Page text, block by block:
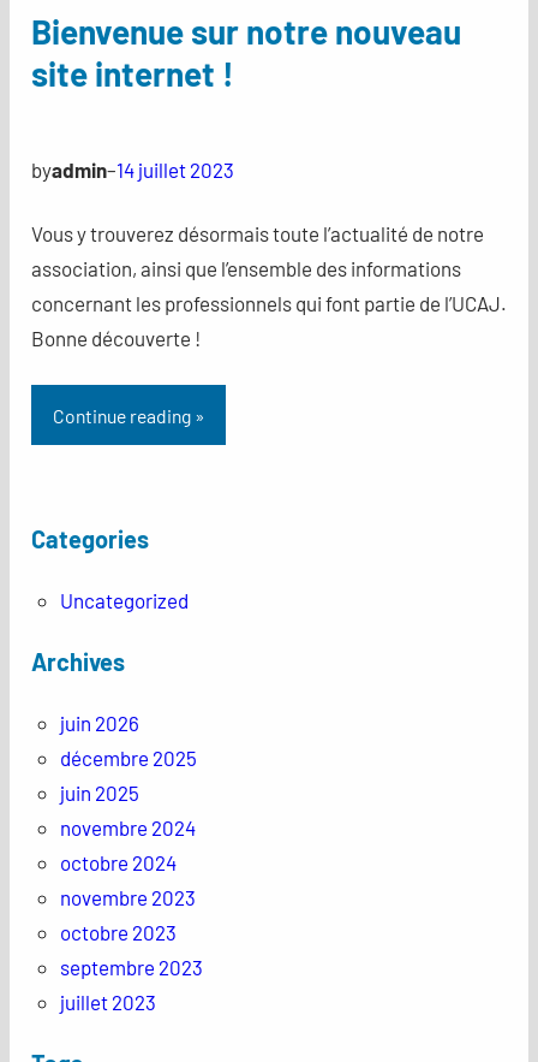
Bienvenue sur notre nouveau
site internet !
byadmin–14 juillet 2023
Vous y trouverez désormais toute l’actualité de notre
association, ainsi que l’ensemble des informations
concernant les professionnels qui font partie de l’UCAJ.
Bonne découverte !
Continue reading »
Categories
Uncategorized
Archives
juin 2026
décembre 2025
juin 2025
novembre 2024
octobre 2024
novembre 2023
octobre 2023
septembre 2023
juillet 2023